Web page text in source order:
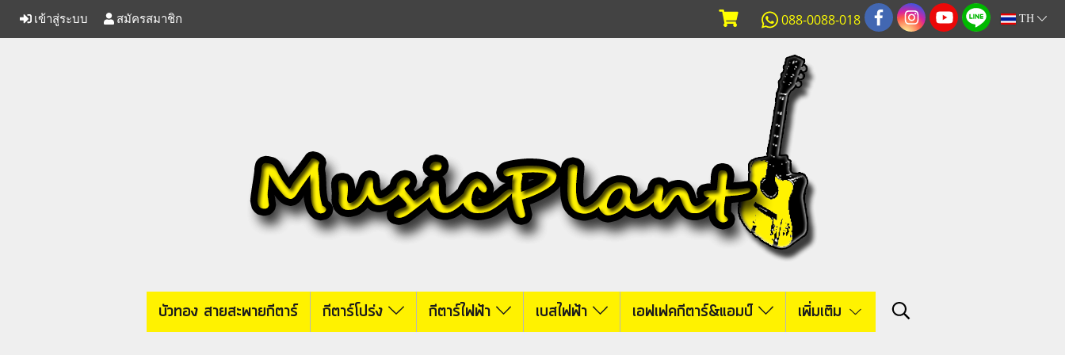
เข้าสู่ระบบ สมัครสมาชิก 088-0088-018 TH
บัวทอง สายสะพายกีตาร์ กีตาร์โปร่ง กีตาร์ไฟฟ้า เบสไฟฟ้า เอฟเฟคกีตาร์&แอมป์ เพิ่มเติม